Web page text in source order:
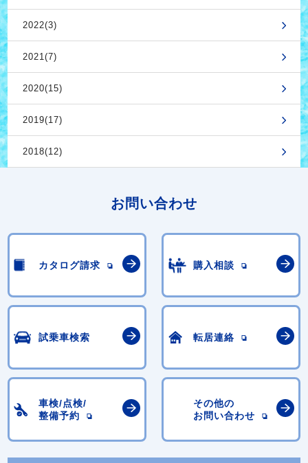
2022(3)
2021(7)
2020(15)
2019(17)
2018(12)
お問い合わせ
カタログ請求 購入相談
試乗車検索 転居連絡
車検/点検/
整備予約
その他の
お問い合わせ